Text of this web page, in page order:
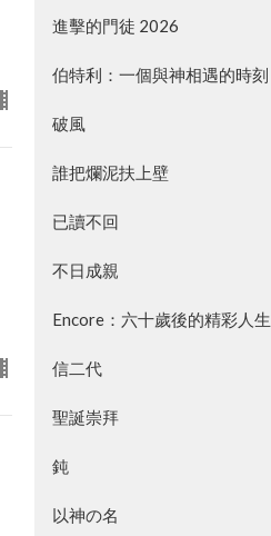
進擊的門徒 2026
伯特利：一個與神相遇的時刻
破風
誰把爛泥扶上壁
已讀不回
不日成親
Encore：六十歲後的精彩人生
信二代
聖誕崇拜
鈍
以神の名